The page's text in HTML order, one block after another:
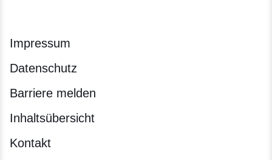
Impressum
Datenschutz
Barriere melden
Inhaltsübersicht
Kontakt